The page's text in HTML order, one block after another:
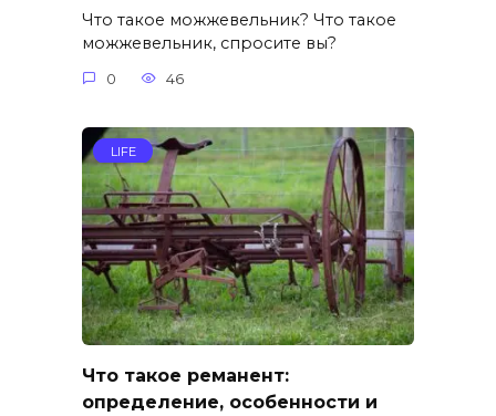
Что такое можжевельник? Что такое
можжевельник, спросите вы?
0 46
LIFE
Что такое реманент:
определение, особенности и